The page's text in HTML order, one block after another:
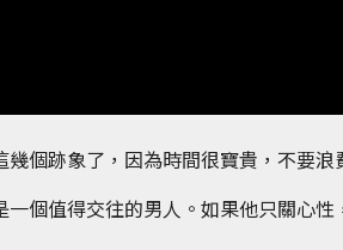
個跡象了，因為時間很寶貴，不要浪
個值得交往的男人。如果他只關心